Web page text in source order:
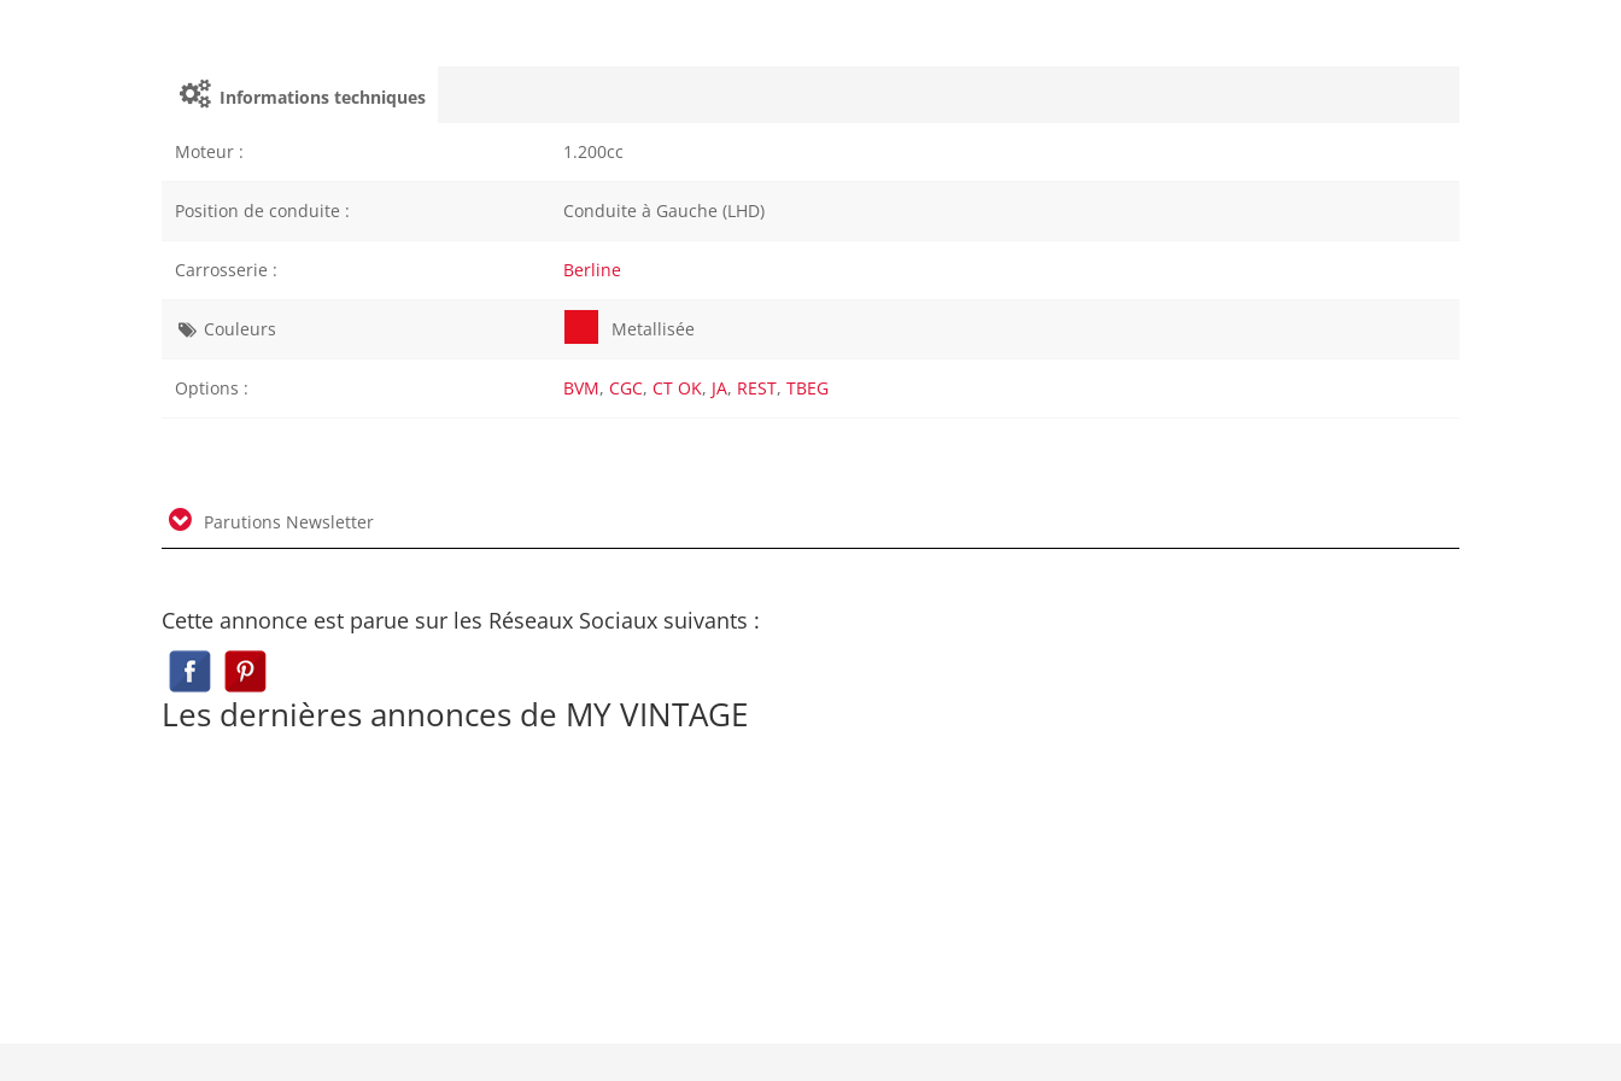
Informations techniques
Moteur : 1.200cc
Position de conduite : Conduite à Gauche (LHD)
Carrosserie : Berline
Couleurs Metallisée
Options : BVM,CGC,CT OK, JA, REST,TBEG
Parutions Newsletter
Cette annonce est parue sur les Réseaux Sociaux suivants :
Les dernières annonces de MY VINTAGE